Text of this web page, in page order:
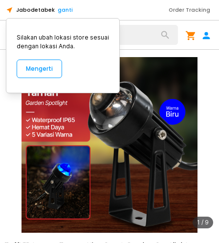
Jabodetabek ganti Order Tracking
Alat Kopi
1 / 9
Silakan ubah lokasi store sesuai
dengan lokasi Anda.
Mengerti